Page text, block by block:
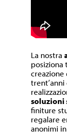
La nostra
posiziona
soluzioni
finiture
regalare
anonimi